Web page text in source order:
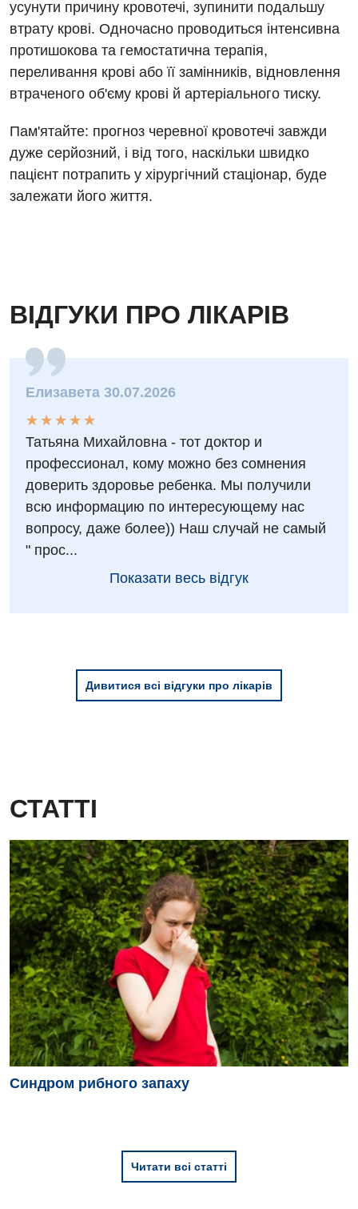
Ревматологія
Терапія
Травматологія і ортопедія
Фізіотерапія
Хірургічне відділення
Дитяча гінекологія
Дитяча дерматовенерологія
Дитяча ендокринологія
Дитяча неврологія
Дитяча ортопедія і травматологія
Дитяча оториноларингологія
Дитяча офтальмологія
Дитяча урологія
усунути причину кровотечі, зупинити подальшу
втрату крові. Одночасно проводиться інтенсивна
протишокова та гемостатична терапія,
переливання крові або її замінників, відновлення
втраченого об'єму крові й артеріального тиску.
Пам'ятайте: прогноз черевної кровотечі завжди
дуже серйозний, і від того, наскільки швидко
пацієнт потрапить у хірургічний стаціонар, буде
залежати його життя.
ВІДГУКИ ПРО ЛІКАРІВ
Елизавета 30.07.2026
★
★
★
★
★
★ ★ ★ ★ ★
Татьяна Михайловна - тот доктор и
профессионал, кому можно без сомнения
доверить здоровье ребенка. Мы получили
всю информацию по интересующему нас
вопросу, даже более)) Наш случай не самый
" прос...
Показати весь відгук
Дивитися всі відгуки про лікарів
СТАТТІ
Синдром рибного запаху
Читати всі статті